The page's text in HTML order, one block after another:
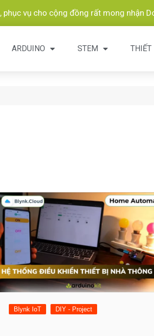
vụ cho cộng đồng rất mong nhận
ARDUINO STEM THIẾT
Blynk IoT DIY - Project